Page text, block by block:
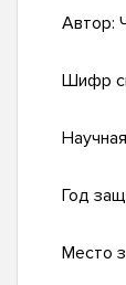
Автор:
Шифр
Год
Место